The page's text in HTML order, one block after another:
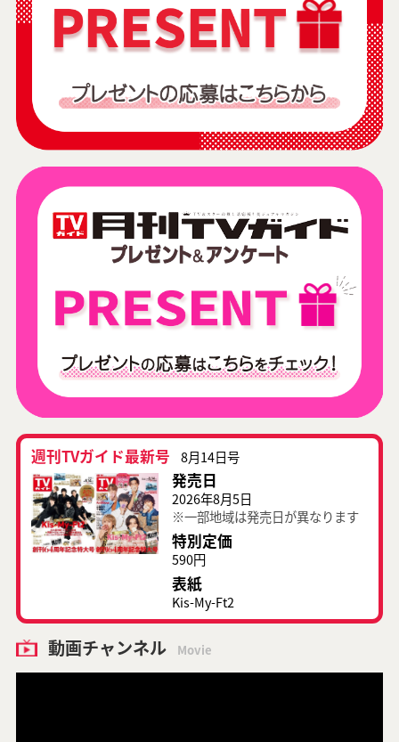
週刊TVガイド最新号 8月14日号
発売日
2026年8月5日
※一部地域は発売日が異なります
特別定価
590円
表紙
Kis-My-Ft2
動画チャンネル Movie